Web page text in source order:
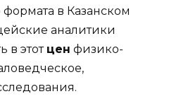
в Казанском
аналитики
в этот цен физико-